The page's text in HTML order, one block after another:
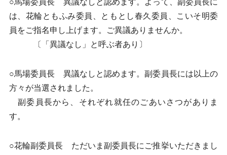
○馬場委員長 異議なしと認めます。よって、副委員長に
は、花輪ともふみ委員、ともとし春久委員、こいそ明委
員をご指名申し上げます。ご異議ありませんか。
〔「異議なし」と呼ぶ者あり〕
○馬場委員長 異議なしと認めます。副委員長には以上の
方々が当選されました。
副委員長から、それぞれ就任のごあいさつがありま
す。
○花輪副委員長 ただいま副委員長にご推挙いただきまし